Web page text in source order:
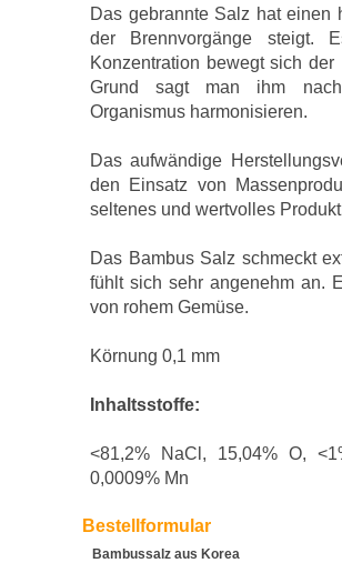
Das gebrannte Salz hat einen
der Brennvorgänge steigt.
Konzentration bewegt sich
Grund sagt man ihm
Organismus harmonisieren.
Das aufwändige
den Einsatz von
seltenes und wertvolles
Das Bambus Salz schmeckt
fühlt sich sehr angenehm an.
von rohem Gemüse.
Körnung 0,1 mm
Inhaltsstoffe:
<81,2% NaCl, 15,04% O,
0,0009% Mn
Bestellformular
Bambussalz aus Korea